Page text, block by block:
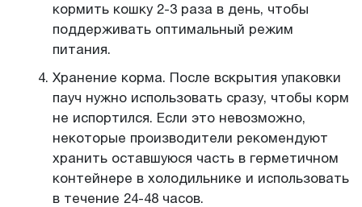
кормить кошку 2-3 раза в день, чтобы
поддерживать оптимальный режим
питания.
Хранение корма. После вскрытия упаковки
пауч нужно использовать сразу, чтобы корм
не испортился. Если это невозможно,
некоторые производители рекомендуют
хранить оставшуюся часть в герметичном
контейнере в холодильнике и использовать
в течение 24-48 часов.